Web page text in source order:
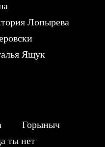
Лопырева
Ящук
Горыныч
ты нет